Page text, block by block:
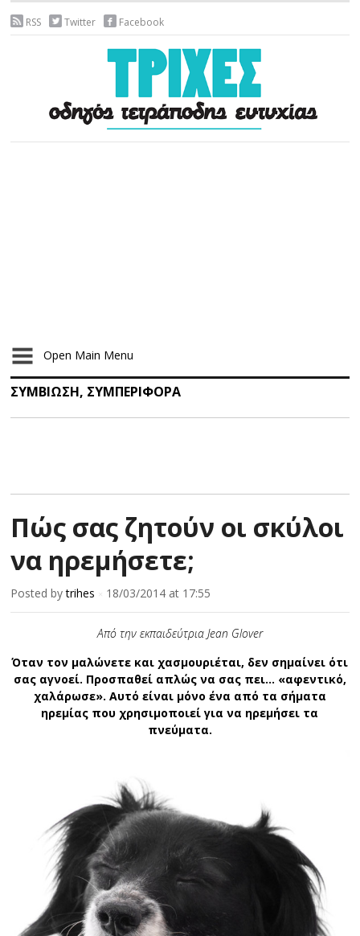
RSS Twitter Facebook
Open Main Menu
ΣΥΜΒΙΩΣΗ, ΣΥΜΠΕΡΙΦΟΡΑ
Πώς σας ζητούν οι σκύλοι
να ηρεμήσετε;
Posted bytrihes 18/03/2014 at 17:55
Από την εκπαιδεύτρια Jean Glover
Όταν τον μαλώνετε και χασμουριέται, δεν σημαίνει ότι
σας αγνοεί. Προσπαθεί απλώς να σας πει... «αφεντικό,
χαλάρωσε». Αυτό είναι μόνο ένα από τα σήματα
ηρεμίας που χρησιμοποιεί για να ηρεμήσει τα
πνεύματα.